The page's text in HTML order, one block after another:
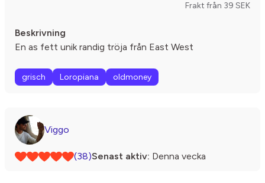
Frakt från 39 SEK
Beskrivning
En as fett unik randig tröja från East West
grisch Loropiana oldmoney
Viggo
(38)Senast aktiv: Denna vecka